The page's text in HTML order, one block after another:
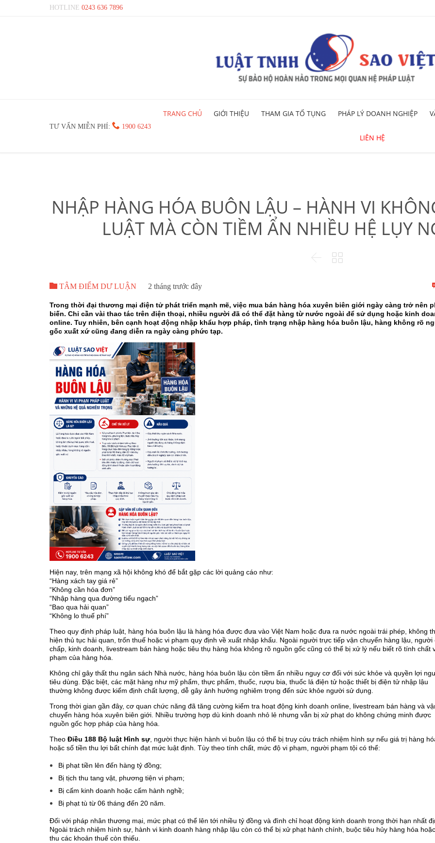
HOTLINE 0243 636 7896
TƯ VẤN MIỄN PHÍ:  1900 6243
to
TRANG CHỦ GIỚI THIỆU THAM GIA TỐ TỤNG PHÁP LÝ DOANH NGHIỆP
LIÊN HỆ
NHẬP HÀNG HÓA BUÔN LẬU – HÀNH VI
LUẬT MÀ CÒN TIỀM ẨN NHIỀU HỆ LỤY
 
 TÂM ĐIỂM DƯ LUẬN 2 tháng trước đây
Trong thời đại thương mại điện tử phát triển mạnh mẽ, việc mua bán hàng hóa xuyên biên giới ngày càng trở nên
biến. Chỉ cần vài thao tác trên điện thoại, nhiều người đã có thể đặt hàng từ nước ngoài để sử dụng hoặc kinh
online. Tuy nhiên, bên cạnh hoạt động nhập khẩu hợp pháp, tình trạng nhập hàng hóa buôn lậu, hàng không rõ
gốc xuất xứ cũng đang diễn ra ngày càng phức tạp.
Hiện nay, trên mạng xã hội không khó để bắt gặp các lời quảng cáo như:
“Hàng xách tay giá rẻ”
“Không cần hóa đơn”
“Nhập hàng qua đường tiểu ngạch”
“Bao qua hải quan”
“Không lo thuế phí”
Theo quy định pháp luật, hàng hóa buôn lậu là hàng hóa được đưa vào Việt Nam hoặc đưa ra nước ngoài trái phép, không
hiện thủ tục hải quan, trốn thuế hoặc vi phạm quy định về xuất nhập khẩu. Ngoài người trực tiếp vận chuyển hàng lậu, người
chấp, kinh doanh, livestream bán hàng hoặc tiêu thụ hàng hóa không rõ nguồn gốc cũng có thể bị xử lý nếu biết rõ tính chất
phạm của hàng hóa.
Không chỉ gây thất thu ngân sách Nhà nước, hàng hóa buôn lậu còn tiềm ẩn nhiều nguy cơ đối với sức khỏe và quyền lợi
tiêu dùng. Đặc biệt, các mặt hàng như mỹ phẩm, thực phẩm, thuốc, rượu bia, thuốc lá điện tử hoặc thiết bị điện tử nhập lậu
thường không được kiểm định chất lượng, dễ gây ảnh hưởng nghiêm trọng đến sức khỏe người sử dụng.
Trong thời gian gần đây, cơ quan chức năng đã tăng cường kiểm tra hoạt động kinh doanh online, livestream bán hàng và
chuyển hàng hóa xuyên biên giới. Nhiều trường hợp dù kinh doanh nhỏ lẻ nhưng vẫn bị xử phạt do không chứng minh được
nguồn gốc hợp pháp của hàng hóa.
Theo Điều 188 Bộ luật Hình sự, người thực hiện hành vi buôn lậu có thể bị truy cứu trách nhiệm hình sự nếu giá trị hàng
hoặc số tiền thu lợi bất chính đạt mức luật định. Tùy theo tính chất, mức độ vi phạm, người phạm tội có thể:
Bị phạt tiền lên đến hàng tỷ đồng;
Bị tịch thu tang vật, phương tiện vi phạm;
Bị cấm kinh doanh hoặc cấm hành nghề;
Bị phạt tù từ 06 tháng đến 20 năm.
Đối với pháp nhân thương mại, mức phạt có thể lên tới nhiều tỷ đồng và đình chỉ hoạt động kinh doanh trong thời hạn nhất
Ngoài trách nhiệm hình sự, hành vi kinh doanh hàng nhập lậu còn có thể bị xử phạt hành chính, buộc tiêu hủy hàng hóa
thu các khoản thuế còn thiếu.